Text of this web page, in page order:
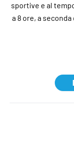
sportive e al
a 8 ore, a